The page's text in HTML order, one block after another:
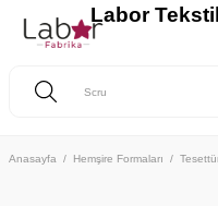
Anasayfa Hemşire Formaları
Labor Tekstil